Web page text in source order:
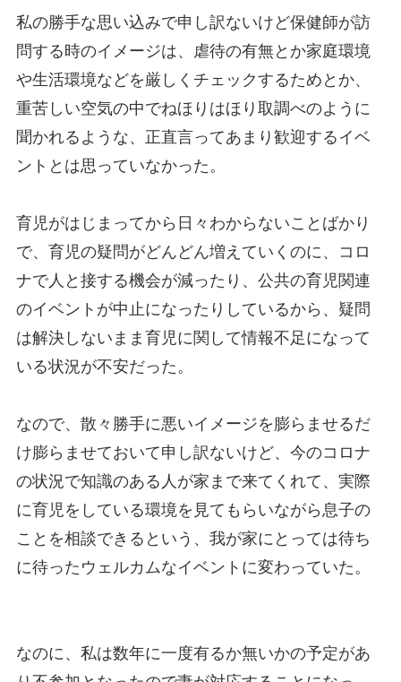
私の勝手な思い込みで申し訳ないけど保健師が訪
問する時のイメージは、虐待の有無とか家庭環境
や生活環境などを厳しくチェックするためとか、
重苦しい空気の中でねほりはほり取調べのように
聞かれるような、正直言ってあまり歓迎するイベ
ントとは思っていなかった。
育児がはじまってから日々わからないことばかり
で、育児の疑問がどんどん増えていくのに、コロ
ナで人と接する機会が減ったり、公共の育児関連
のイベントが中止になったりしているから、疑問
は解決しないまま育児に関して情報不足になって
いる状況が不安だった。
なので、散々勝手に悪いイメージを膨らませるだ
け膨らませておいて申し訳ないけど、今のコロナ
の状況で知識のある人が家まで来てくれて、実際
に育児をしている環境を見てもらいながら息子の
ことを相談できるという、我が家にとっては待ち
に待ったウェルカムなイベントに変わっていた。
なのに、私は数年に一度有るか無いかの予定があ